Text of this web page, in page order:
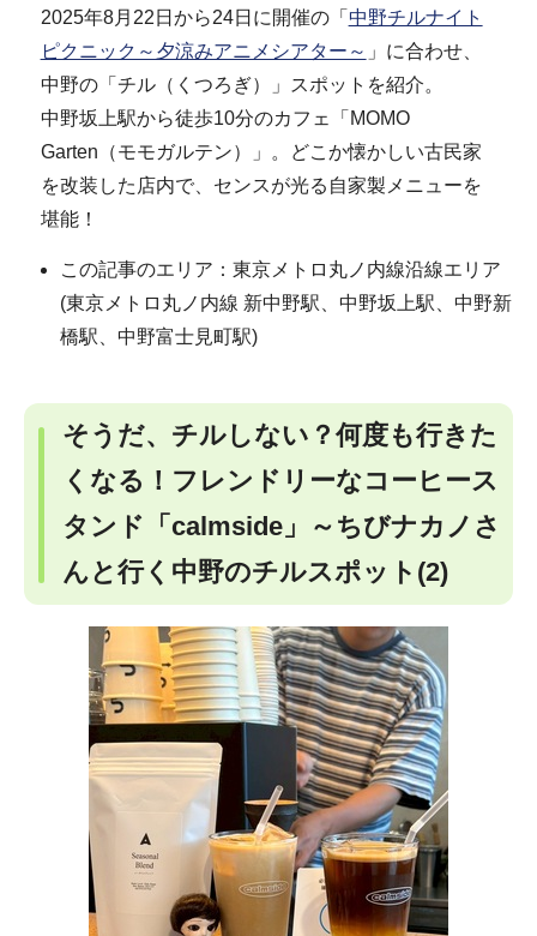
2025年8月22日から24日に開催の「 中野チルナイト
ピクニック～夕涼みアニメシアター～ 」に合わせ、
中野の「チル（くつろぎ）」スポットを紹介。
中野坂上駅から徒歩10分のカフェ「MOMO
Garten（モモガルテン）」。どこか懐かしい古民家
を改装した店内で、センスが光る自家製メニューを
堪能！
この記事のエリア：東京メトロ丸ノ内線沿線エリア
(東京メトロ丸ノ内線 新中野駅、中野坂上駅、中野新
橋駅、中野富士見町駅)
そうだ、チルしない？何度も行きた
くなる！フレンドリーなコーヒース
タンド「calmside」～ちびナカノさ
んと行く中野のチルスポット(2)